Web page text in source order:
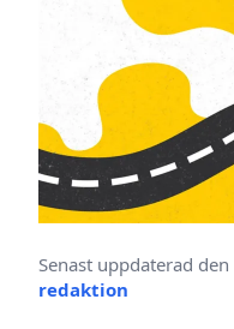
Senast uppdaterad
redaktion